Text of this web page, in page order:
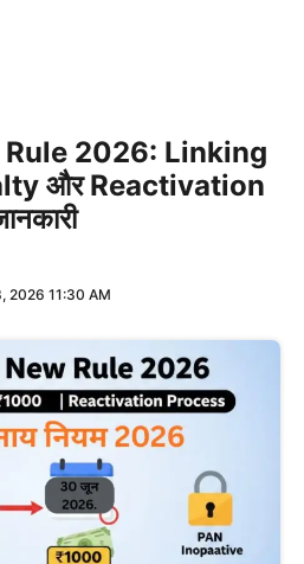
Rule 2026: Linking
और Reactivation
2026 11:30 AM